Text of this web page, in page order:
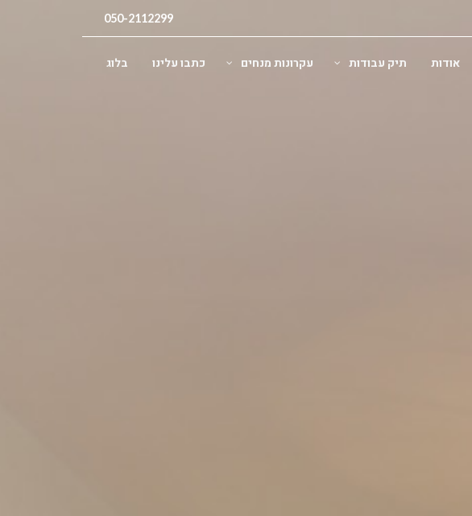
050-2112299
אודות תיק עבודות עקרונות מנחים כתבו עלינו בלוג